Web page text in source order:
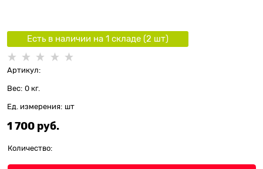
Есть в наличии на 1 складe (2 шт)
Артикул:
Вес: 0 кг.
Ед. измерения: шт
1 700 руб.
Количество: